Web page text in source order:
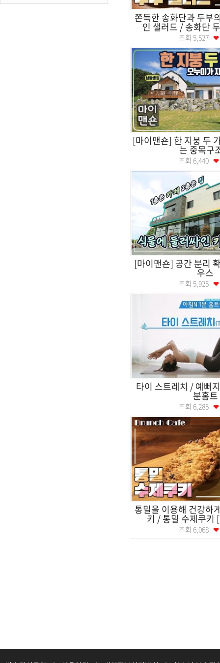
쫀득한 송화단과 두부
인 샐러드 / 송화단
조회 5,527
[마이맨숀] 한 지붕 두
는 중목구
조회 6,440
[마이맨숀] 공간 분리
우스
조회 5,925
타이 스트레치 / 예뻐
분홈트
조회 6,285
통밀을 이용해 건강하
키 / 통밀 수제쿠키
조회 6,068